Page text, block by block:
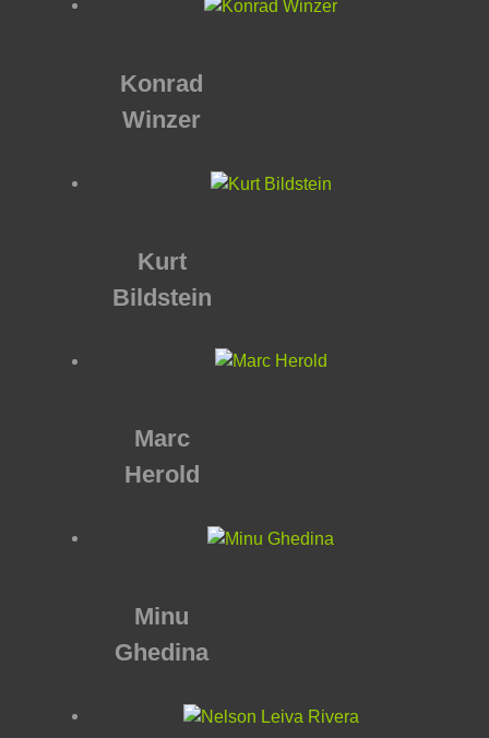
Konrad
Winzer
Kurt
Bildstein
Marc
Herold
Minu
Ghedina